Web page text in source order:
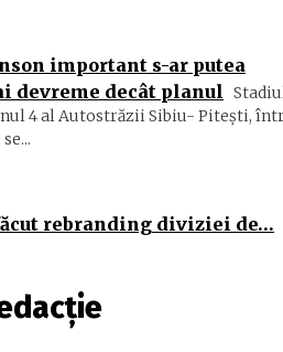
important s-ar putea
devreme decât planul
4 al Autostrăzii Sibiu- Piteşti,
rebranding diviziei de…